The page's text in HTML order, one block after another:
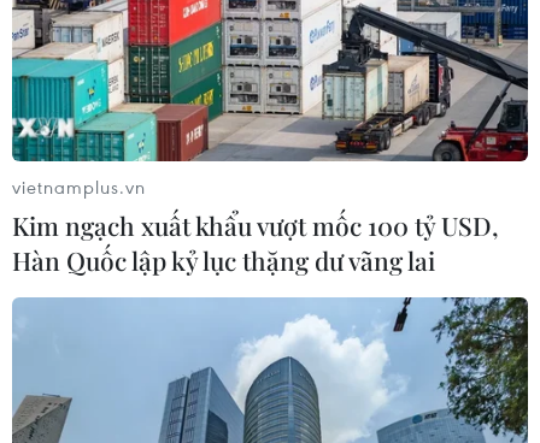
#Ngân hàng Chính sách xã hội
#Mastercard
#thanh toán số
#người nghèo
vietnamplus.vn
Kim ngạch xuất khẩu vượt mốc 100 tỷ USD,
Hàn Quốc lập kỷ lục thặng dư vãng lai